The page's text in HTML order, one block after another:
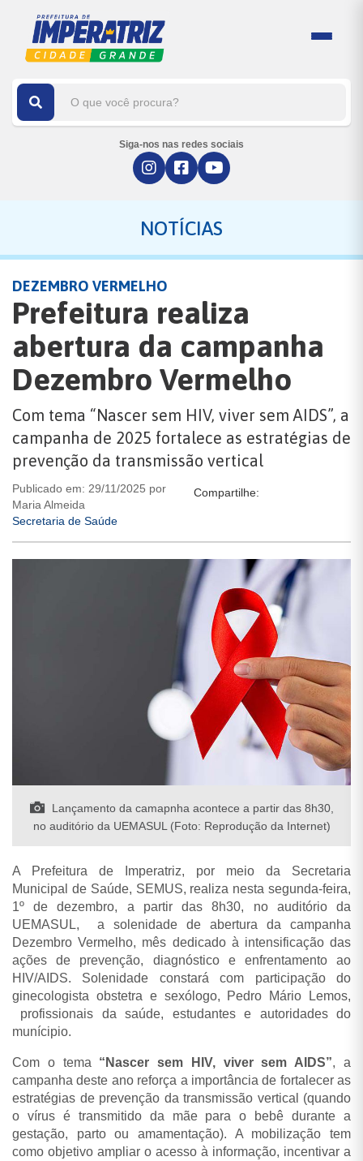
Siga-nos nas redes sociais
NOTÍCIAS
DEZEMBRO VERMELHO
Prefeitura realiza
abertura da campanha
Dezembro Vermelho
Com tema “Nascer sem HIV, viver sem AIDS”, a
campanha de 2025 fortalece as estratégias de
prevenção da transmissão vertical
Publicado em: 29/11/2025 por
Maria Almeida
Secretaria de Saúde
Compartilhe:
Lançamento da camapnha acontece a partir das 8h30,
no auditório da UEMASUL (Foto: Reprodução da Internet)
A Prefeitura de Imperatriz, por meio da Secretaria
Municipal de Saúde, SEMUS, realiza nesta segunda-feira,
1º de dezembro, a partir das 8h30, no auditório da
UEMASUL, a solenidade de abertura da campanha
Dezembro Vermelho, mês dedicado à intensificação das
ações de prevenção, diagnóstico e enfrentamento ao
HIV/AIDS. Solenidade constará com participação do
ginecologista obstetra e sexólogo, Pedro Mário Lemos,
profissionais da saúde, estudantes e autoridades do
munícipio.
Com o tema “Nascer sem HIV, viver sem AIDS”, a
campanha deste ano reforça a importância de fortalecer as
estratégias de prevenção da transmissão vertical (quando
o vírus é transmitido da mãe para o bebê durante a
gestação, parto ou amamentação). A mobilização tem
como objetivo ampliar o acesso à informação, incentivar a